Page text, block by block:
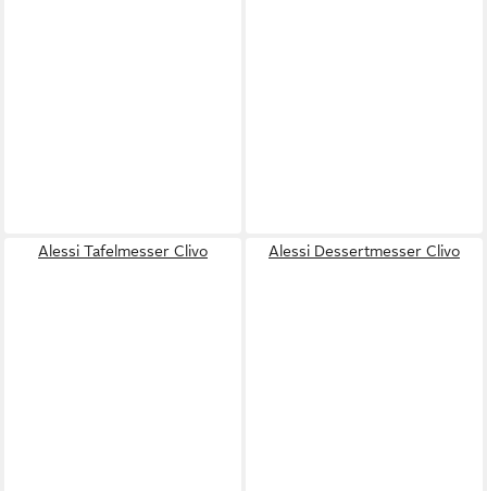
Alessi Tafelmesser Clivo Alessi Dessertmesser Clivo